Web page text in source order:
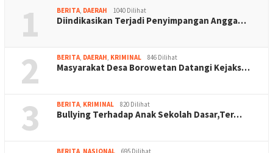
1 BERITA, DAERAH 1040 Dilihat
Diindikasikan Terjadi Penyimpangan Angga…
2 BERITA, DAERAH, KRIMINAL 846 Dilihat
Masyarakat Desa Borowetan Datangi Kejaks…
3 BERITA, KRIMINAL 820 Dilihat
Bullying Terhadap Anak Sekolah Dasar,Ter…
BERITA, NASIONAL 695 Dilihat